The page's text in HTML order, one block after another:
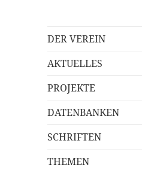
DER VEREIN
AKTUELLES
PROJEKTE
DATENBANKEN
SCHRIFTEN
THEMEN